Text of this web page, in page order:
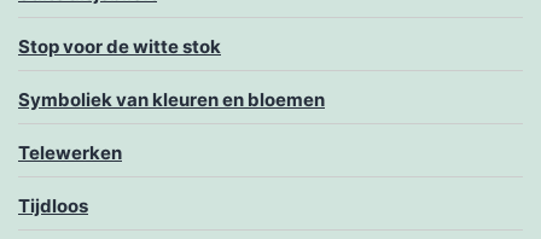
Stop voor de witte stok
Symboliek van kleuren en bloemen
Telewerken
Tijdloos